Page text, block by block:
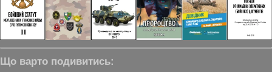
Що варто подивитись: